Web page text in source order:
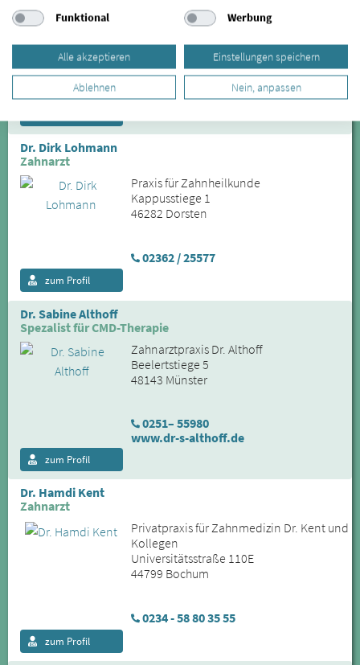
Alter Fischmarkt 11
0251-56156
www.ihr-zahnarztteam.de
Dr. Dirk Lohmann
Zahnarzt
Praxis für Zahnheilkunde
Kappusstiege 1
46282 Dorsten
02362 / 25577
zum Profil
Dr. Sabine Althoff
Spezalist für CMD-Therapie
Zahnarztpraxis Dr. Althoff
Beelertstiege 5
48143 Münster
0251– 55980
www.dr-s-althoff.de
zum Profil
Dr. Hamdi Kent
Zahnarzt
Privatpraxis für Zahnmedizin Dr. Kent und
Kollegen
Universitätsstraße 110E
44799 Bochum
0234 - 58 80 35 55
zum Profil
Funktional
Werbung
Alle akzeptieren Einstellungen speichern
Ablehnen Nein, anpassen